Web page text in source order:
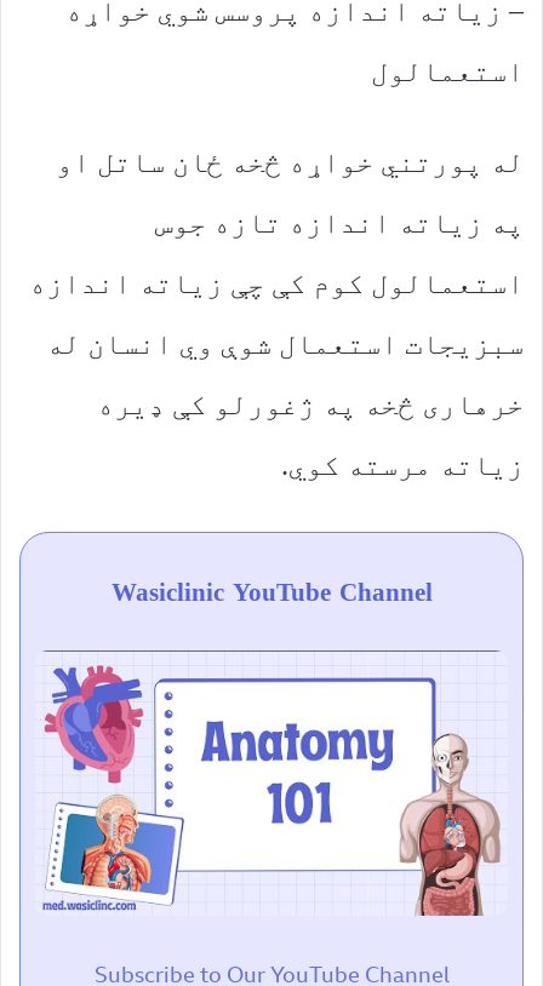
– زیاته اندازه پروسس شوي خواړه
استعمالول
له پورتني خواړه څخه ځان ساتل او
په زیاته اندازه تازه جوس
استعمالول کوم کې چې زیاته اندازه
سبزیجات استعمال شوې وي انسان له
خرهاری څخه په ژغورلو کې ډیره
زیاته مرسته کوي.
Wasiclinic YouTube Channel
Subscribe to Our YouTube Channel